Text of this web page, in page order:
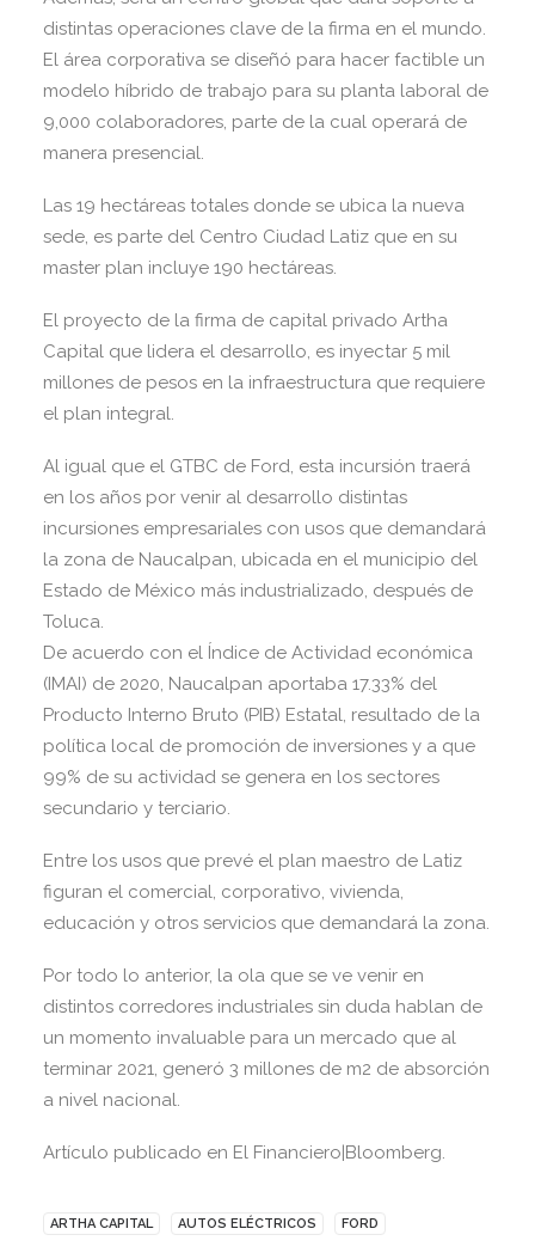
distintas operaciones clave de la firma en el mundo.
El área corporativa se diseñó para hacer factible un
modelo híbrido de trabajo para su planta laboral de
9,000 colaboradores, parte de la cual operará de
manera presencial.
Las 19 hectáreas totales donde se ubica la nueva
sede, es parte del Centro Ciudad Latiz que en su
master plan incluye 190 hectáreas.
El proyecto de la firma de capital privado Artha
Capital que lidera el desarrollo, es inyectar 5 mil
millones de pesos en la infraestructura que requiere
el plan integral.
Al igual que el GTBC de Ford, esta incursión traerá
en los años por venir al desarrollo distintas
incursiones empresariales con usos que demandará
la zona de Naucalpan, ubicada en el municipio del
Estado de México más industrializado, después de
Toluca.
De acuerdo con el Índice de Actividad económica
(IMAI) de 2020, Naucalpan aportaba 17.33% del
Producto Interno Bruto (PIB) Estatal, resultado de la
política local de promoción de inversiones y a que
99% de su actividad se genera en los sectores
secundario y terciario.
Entre los usos que prevé el plan maestro de Latiz
figuran el comercial, corporativo, vivienda,
educación y otros servicios que demandará la zona.
Por todo lo anterior, la ola que se ve venir en
distintos corredores industriales sin duda hablan de
un momento invaluable para un mercado que al
terminar 2021, generó 3 millones de m2 de absorción
a nivel nacional.
Artículo publicado en El Financiero|Bloomberg.
ARTHA CAPITAL AUTOS ELÉCTRICOS FORD